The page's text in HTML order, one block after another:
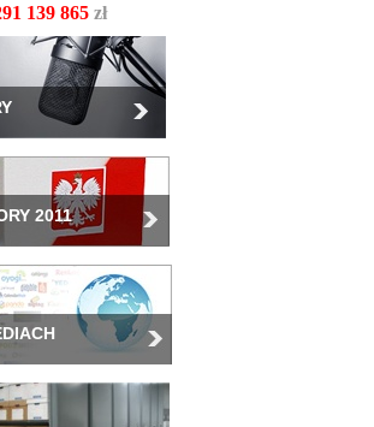
141 904 zł
2011